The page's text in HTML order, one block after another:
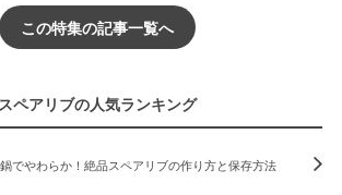
この特集の記事一覧へ
スペアリブの人気ランキング
でやわらか！絶品スペアリブの作り方と保存方法